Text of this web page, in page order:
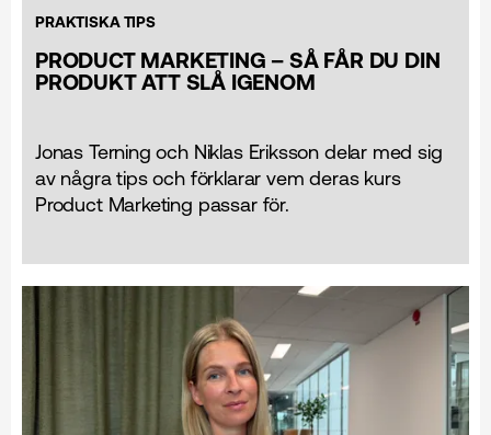
PRAKTISKA TIPS
PRODUCT MARKETING – SÅ FÅR DU DIN
PRODUKT ATT SLÅ IGENOM
Jonas Terning och Niklas Eriksson delar med sig
av några tips och förklarar vem deras kurs
Product Marketing passar för.